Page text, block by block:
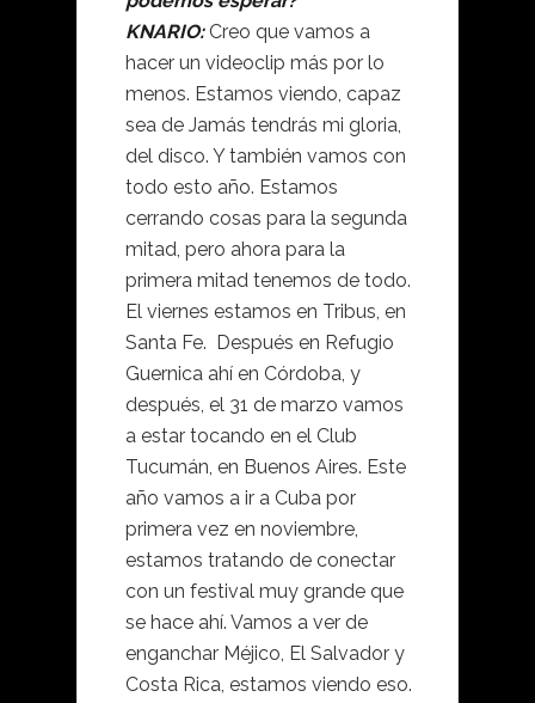
KNARIO:Creo que vamos a
hacer un videoclip más por lo
menos. Estamos viendo, capaz
sea de Jamás tendrás mi gloria,
del disco. Y también vamos con
todo esto año. Estamos
cerrando cosas para la segunda
mitad, pero ahora para la
primera mitad tenemos de todo.
El viernes estamos en Tribus, en
Santa Fe. Después en Refugio
Guernica ahí en Córdoba, y
después, el 31 de marzo vamos
a estar tocando en el Club
Tucumán, en Buenos Aires. Este
año vamos a ir a Cuba por
primera vez en noviembre,
estamos tratando de conectar
con un festival muy grande que
se hace ahí. Vamos a ver de
enganchar Méjico, El Salvador y
Costa Rica, estamos viendo eso.